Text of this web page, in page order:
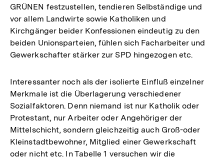
GRÜNEN festzustellen, tendieren Selbständige und
vor allem Landwirte sowie Katholiken und
Kirchgänger beider Konfessionen eindeutig zu den
beiden Unionsparteien, fühlen sich Facharbeiter und
Gewerkschafter stärker zur SPD hingezogen etc.
Interessanter noch als der isolierte Einfluß einzelner
Merkmale ist die Überlagerung verschiedener
Sozialfaktoren. Denn niemand ist nur Katholik oder
Protestant, nur Arbeiter oder Angehöriger der
Mittelschicht, sondern gleichzeitig auch Groß-oder
Kleinstadtbewohner, Mitglied einer Gewerkschaft
oder nicht etc. In Tabelle 1 versuchen wir die